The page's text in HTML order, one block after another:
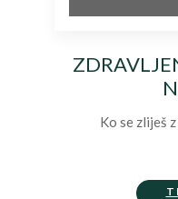
Ko se zliješ